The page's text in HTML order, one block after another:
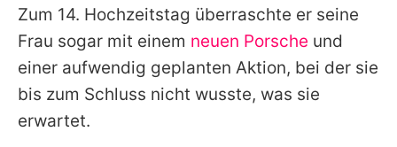
Zum 14. Hochzeitstag überraschte er seine
Frau sogar mit einem neuen Porsche und
einer aufwendig geplanten Aktion, bei der sie
bis zum Schluss nicht wusste, was sie
erwartet.